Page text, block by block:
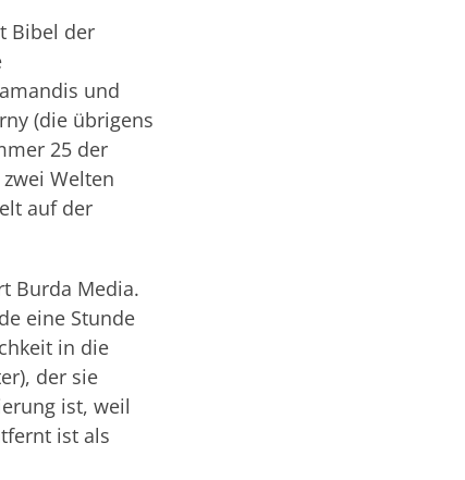
Bibel der
und
(die übrigens
25 der
Welten
auf der
Burda Media.
eine Stunde
in die
der sie
ist, weil
ist als